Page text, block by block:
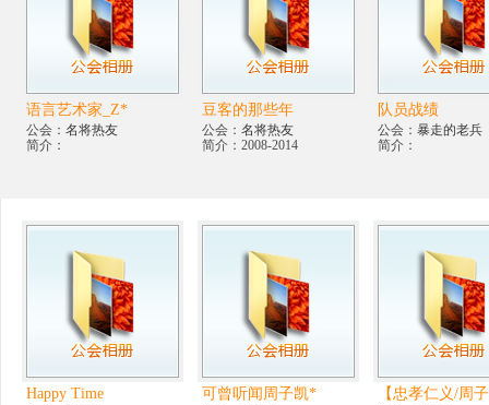
语言艺术家_Z*
公会： 名将热友
简介：
豆客的那些年
公会： 名将热友
简介：2008-2014
队员战绩
公会： 暴走的老兵
简介：
Happy Time 可曾听闻周子凯* 【忠孝仁义/周